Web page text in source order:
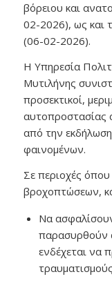
βόρειου και
02-2026), ως και
(06-02-2026).
Η Υπηρεσία
Μυτιλήνης
προσεκτικοί,
αυτοπροστασίας
από την
φαινομένων.
Σε περιοχές
βροχοπτώσεων,
Να
παρασυρθούν
ενδέχεται να